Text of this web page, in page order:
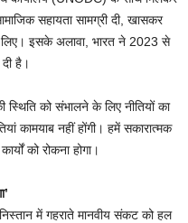
सहायता सामग्री दी, खासकर
लिए। इसके अलावा, भारत ने 2023 से
है।
स्थिति को संभालने के लिए नीतियों का
कामयाब नहीं होंगी। हमें सकारात्मक
को रोकना होगा।
में गहराते मानवीय संकट को हल